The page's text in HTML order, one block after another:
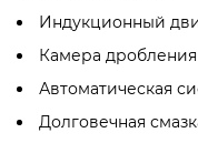
Индукционный
Камера
Автоматическая
Долговечная